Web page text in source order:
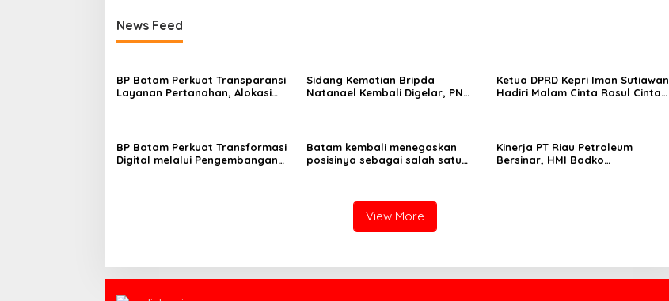
News Feed
BP Batam Perkuat Transparansi
Layanan Pertanahan, Alokasi
Sidang Kematian Bripda
Natanael Kembali Digelar, PN
Ketua DPRD Kepri Iman Sutiawan
Hadiri Malam Cinta Rasul Cinta
BP Batam Perkuat Transformasi
Digital melalui Pengembangan
Batam kembali menegaskan
posisinya sebagai salah satu
Kinerja PT Riau Petroleum
Bersinar, HMI Badko
View More